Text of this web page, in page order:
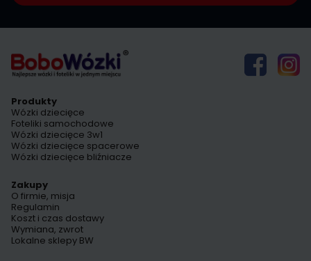
Produkty
Wózki dziecięce
Foteliki samochodowe
Wózki dziecięce 3w1
Wózki dziecięce spacerowe
Wózki dziecięce bliźniacze
Zakupy
O firmie, misja
Regulamin
Koszt i czas dostawy
Wymiana, zwrot
Lokalne sklepy BW